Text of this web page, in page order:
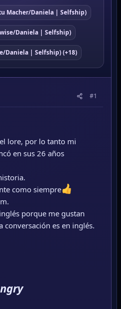
Macher/Daniela | Selfship)
Daniela | Selfship)
Daniela | Selfship) (+18)
#1
lore, por lo tanto mi
en sus 26 años
como siempre
porque me gustan
conversación es en inglés.